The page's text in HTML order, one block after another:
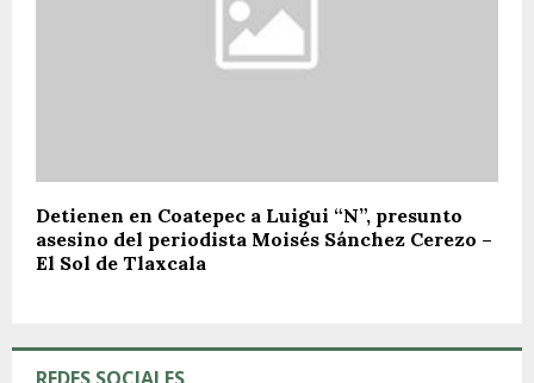
Detienen en Coatepec a Luigui “N”, presunto
asesino del periodista Moisés Sánchez Cerezo –
El Sol de Tlaxcala